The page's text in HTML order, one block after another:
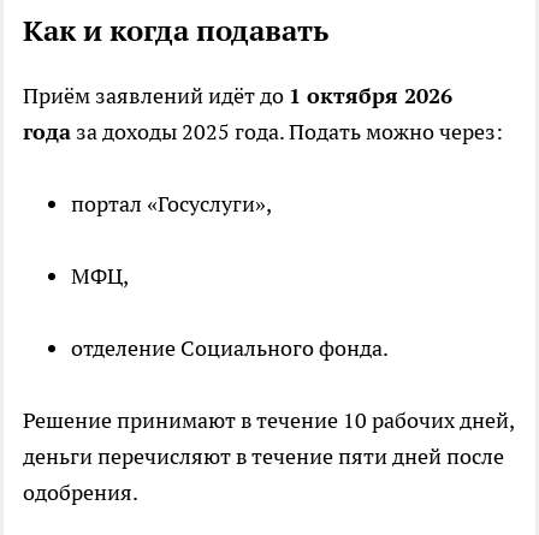
Как и когда подавать
Приём заявлений идёт до 1 октября 2026
года за доходы 2025 года. Подать можно через:
портал «Госуслуги»,
МФЦ,
отделение Социального фонда.
Решение принимают в течение 10 рабочих дней,
деньги перечисляют в течение пяти дней после
одобрения.